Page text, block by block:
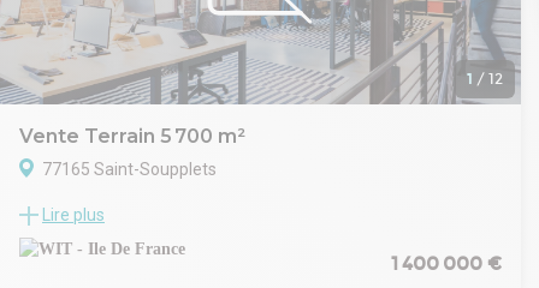
1 / 12
Vente Terrain 5 700 m²
77165 Saint-Soupplets
Le cabinet WIT vous propose à la location un terrain de 5700 m²
situé à Saint-Soupplet, offrant une belle opportunité pour vos
Lire plus
1 400 000 €